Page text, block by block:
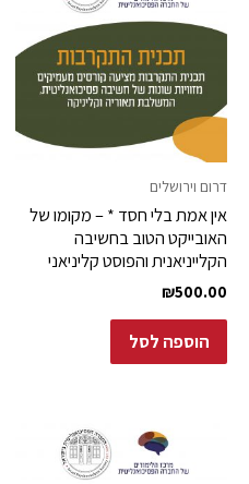
דרום וירושלים
אין אמת בלי חסד * – מקומו של
האובייקט הטוב בחשיבה
הקלייניאנית והפוסט קליניאני
₪500.00
הוספה לסל